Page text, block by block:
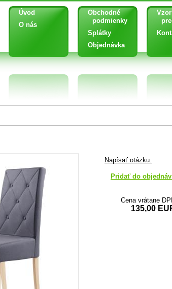
Úvod
O nás
Obchodné
podmienky
Splátky
Objednávka
Napísať otázku.
Pridať do
Cena vrátane
135,00